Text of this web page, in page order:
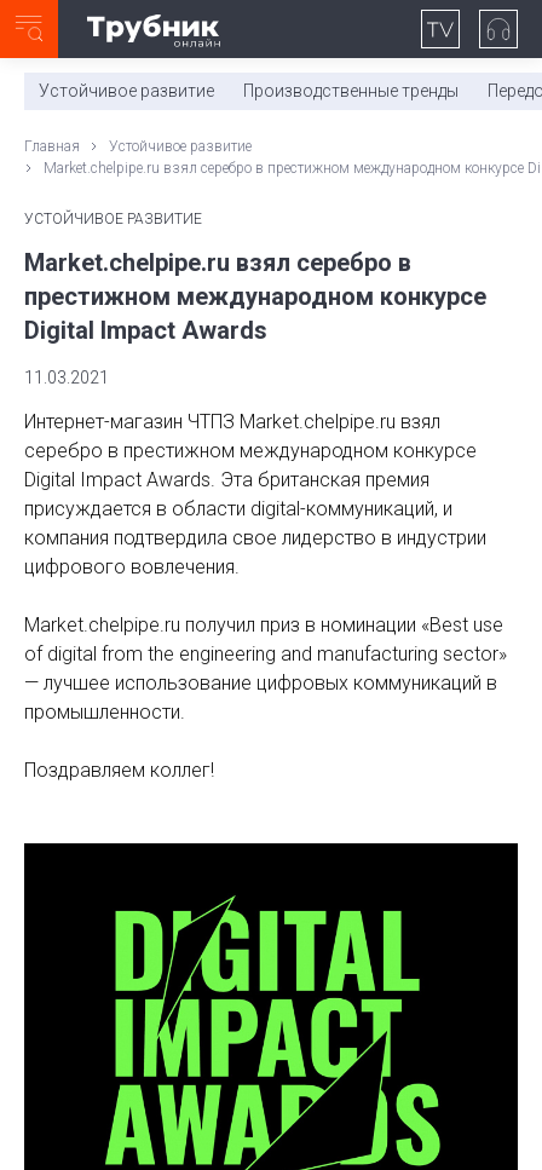
0:00/ 11:03
Устойчивое развитие Производственные тренды
Главная
Устойчивое развитие
Market.chelpipe.ru взял серебро в престижном международном конкурсе
УСТОЙЧИВОЕ РАЗВИТИЕ
Market.chelpipe.ru взял серебро в
престижном международном конкурсе
Digital Impact Awards
11.03.2021
Интернет-магазин ЧТПЗ Market.chelpipe.ru взял
серебро в престижном международном конкурсе
Digital Impact Awards. Эта британская премия
присуждается в области digital-коммуникаций, и
компания подтвердила свое лидерство в индустрии
цифрового вовлечения.
Market.chelpipe.ru получил приз в номинации «Best use
of digital from the engineering and manufacturing sector»
— лучшее использование цифровых коммуникаций в
промышленности.
Поздравляем коллег!